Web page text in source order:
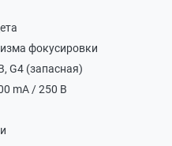
фокусировки
G4 (запасная)
mА / 250 В